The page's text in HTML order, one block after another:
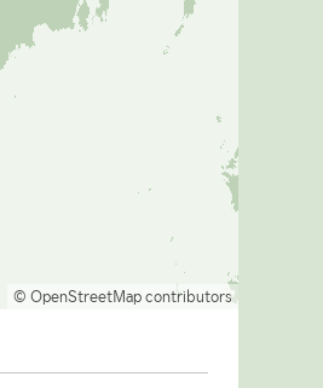
© OpenStreetMap contributors